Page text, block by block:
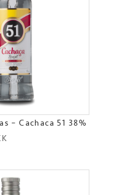
– Cachaca 51 38%